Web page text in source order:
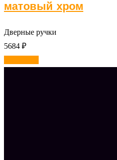
матовый хром
Дверные ручки
5684 ₽